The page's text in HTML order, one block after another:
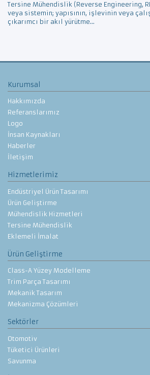
Tersine Mühendislik (Reverse Engineering,
veya sistemin; yapısının, işlevinin veya
çıkarımcı bir akıl yürütme...
Kurumsal
Hakkımızda
Referanslarımız
Logo
İnsan Kaynakları
Haberler
İletişim
Hizmetlerimiz
Endüstriyel Ürün Tasarımı
Ürün Geliştirme
Mühendislik Hizmetleri
Tersine Mühendislik
Eklemeli İmalat
Ürün Geliştirme
Class-A Yüzey Modelleme
Trim Parça Tasarımı
Mekanik Tasarım
Mekanizma Çözümleri
Sektörler
Otomotiv
Tüketici Ürünleri
Savunma